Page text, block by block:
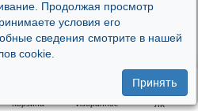
Продолжая просмотр
условия его
сведения смотрите в нашей
cookie.
Принять
Корзина Избранное ЛК